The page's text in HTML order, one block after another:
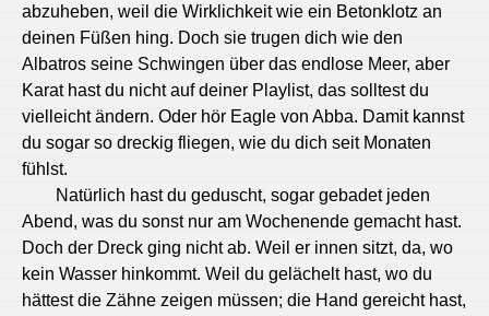
abzuheben, weil die Wirklichkeit wie ein Betonklotz an
deinen Füßen hing. Doch sie trugen dich wie den
Albatros seine Schwingen über das endlose Meer, aber
Karat hast du nicht auf deiner Playlist, das solltest du
vielleicht ändern. Oder hör Eagle von Abba. Damit kannst
du sogar so dreckig fliegen, wie du dich seit Monaten
fühlst.
Natürlich hast du geduscht, sogar gebadet jeden
Abend, was du sonst nur am Wochenende gemacht hast.
Doch der Dreck ging nicht ab. Weil er innen sitzt, da, wo
kein Wasser hinkommt. Weil du gelächelt hast, wo du
hättest die Zähne zeigen müssen; die Hand gereicht hast,